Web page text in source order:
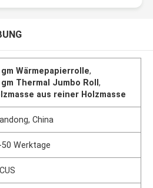
gm Wärmepapierrolle,
gm Thermal Jumbo Roll,
aus reiner Holzmasse
China
50 Werktage